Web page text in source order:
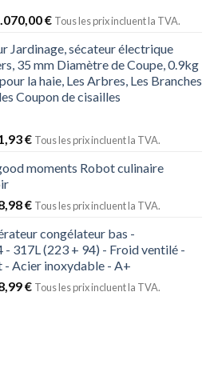
€ Tous les prix incluent la TVA.
Jardinage, sécateur électrique
35 mm Diamètre de Coupe, 0.9kg
la haie, Les Arbres, Les Branches
Coupon de cisailles
€ Tous les prix incluent la TVA.
moments Robot culinaire
€ Tous les prix incluent la TVA.
congélateur bas -
317L (223 + 94) - Froid ventilé -
- Acier inoxydable - A+
€ Tous les prix incluent la TVA.